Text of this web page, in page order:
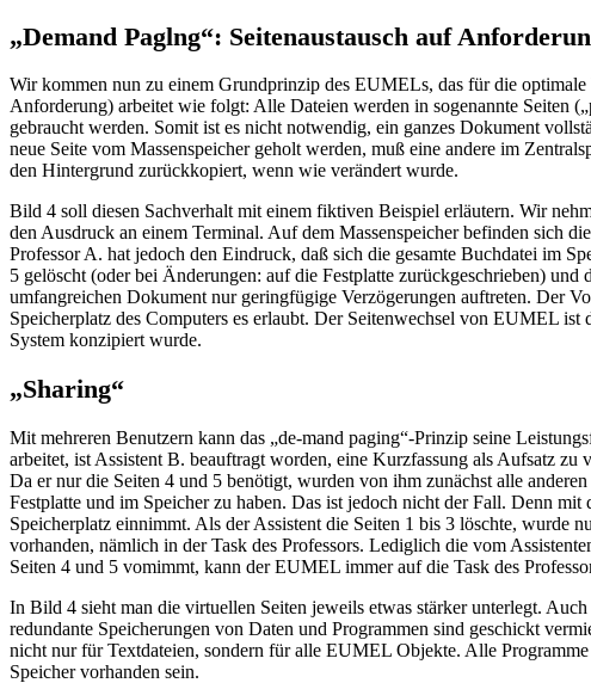
„Demand Paglng“: Seitenaustausch auf
Wir kommen nun zu einem Grundprinzip des EUMELs, das für die
Anforderung) arbeitet wie folgt: Alle Dateien werden in sogenannte Seiten
gebraucht werden. Somit ist es nicht notwendig, ein ganzes Dokument
neue Seite vom Massenspeicher geholt werden, muß eine andere im
den Hintergrund zurückkopiert, wenn wie verändert wurde.
Bild 4 soll diesen Sachverhalt mit einem fiktiven Beispiel erläutern. Wir
den Ausdruck an einem Terminal. Auf dem Massenspeicher befinden sich
Professor A. hat jedoch den Eindruck, daß sich die gesamte Buchdatei im
5 gelöscht (oder bei Änderungen: auf die Festplatte zurückgeschrieben)
umfangreichen Dokument nur geringfügige Verzögerungen auftreten. Der
Speicherplatz des Computers es erlaubt. Der Seitenwechsel von EUMEL
System konzipiert wurde.
„Sharing“
Mit mehreren Benutzern kann das „de-mand paging“-Prinzip seine
arbeitet, ist Assistent B. beauftragt worden, eine Kurzfassung als Aufsatz
Da er nur die Seiten 4 und 5 benötigt, wurden von ihm zunächst alle
Festplatte und im Speicher zu haben. Das ist jedoch nicht der Fall. Denn
Speicherplatz einnimmt. Als der Assistent die Seiten 1 bis 3 löschte, wurde
vorhanden, nämlich in der Task des Professors. Lediglich die vom
Seiten 4 und 5 vomimmt, kann der EUMEL immer auf die Task des
In Bild 4 sieht man die virtuellen Seiten jeweils etwas stärker unterlegt.
redundante Speicherungen von Daten und Programmen sind geschickt
nicht nur für Textdateien, sondern für alle EUMEL Objekte. Alle
Speicher vorhanden sein.